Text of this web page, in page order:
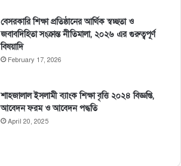
বেসরকারি শিক্ষা প্রতিষ্ঠানের আর্থিক স্বচ্ছতা ও
জবাবদিহিতা সংক্রান্ত নীতিমালা, ২০২৬ এর গুরুত্বপূর্ণ
বিষয়াদি
February 17, 2026
শাহজালাল ইসলামী ব্যাংক শিক্ষা বৃত্তি ২০২৪ বিজ্ঞপ্তি,
আবেদন ফরম ও আবেদন পদ্ধতি
April 20, 2025